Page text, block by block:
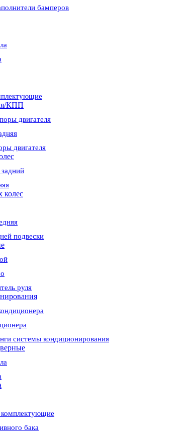
бамперов
КПП
двигателя
двигателя
колес
подвески
руля
системы кондиционирования
комплектующие
бака